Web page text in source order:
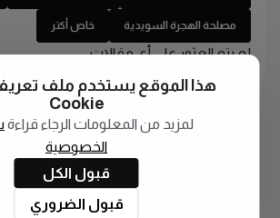
مصلحة الهجرة السويدية خاص أكتر
لم يتم العثور على أي مقالات
هذا الموقع يستخدم ملف تعريف
Cookie
لمزيد من المعلومات الرجاء قراءة
الخصوصية
قبول الكل
قبول الضروري